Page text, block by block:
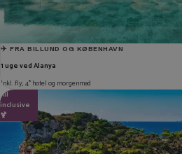
✈️ FRA BILLUND OG KØBENHAVN
1 uge ved Alanya
Inkl. fly, 4* hotel og morgenmad
All
inclusive
🍹
fra 5.240 kr.